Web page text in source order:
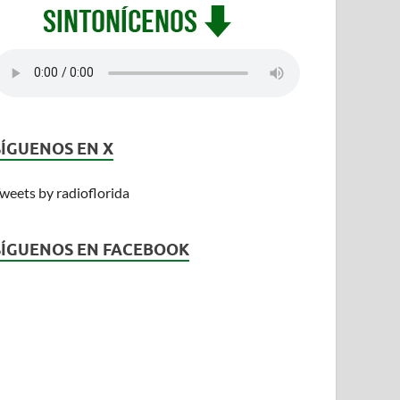
EN X
by radioflorida
EN FACEBOOK